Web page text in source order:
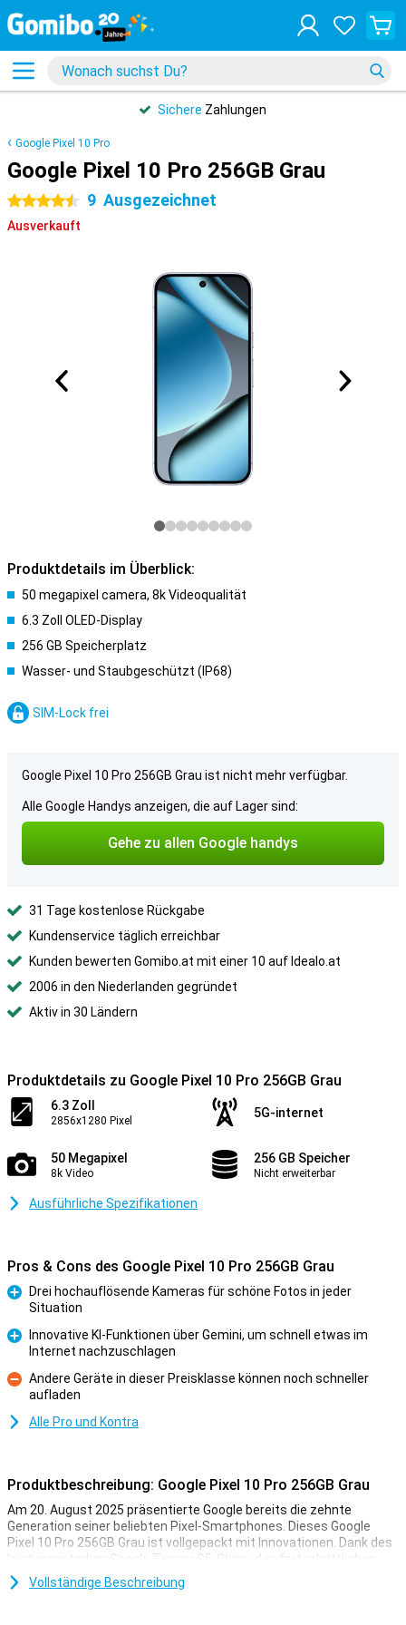
Sichere Zahlungen
Google Pixel 10 Pro
Google Pixel 10 Pro 256GB Grau
4.5 Sterne 9 Ausgezeichnet
Ausverkauft
Produktdetails im Überblick:
50 megapixel camera, 8k Videoqualität
6.3 Zoll OLED-Display
256 GB Speicherplatz
Wasser- und Staubgeschützt (IP68)
SIM-Lock frei
Google Pixel 10 Pro 256GB Grau ist nicht mehr verfügbar.
Alle Google Handys anzeigen, die auf Lager sind:
Gehe zu allen Google handys
31 Tage kostenlose Rückgabe
Kundenservice täglich erreichbar
Kunden bewerten Gomibo.at mit einer 10 auf Idealo.at
2006 in den Niederlanden gegründet
Aktiv in 30 Ländern
Produktdetails zu Google Pixel 10 Pro 256GB Grau
6.3 Zoll
2856x1280 Pixel
5G-internet
50 Megapixel
8k Video
256 GB Speicher
Nicht erweiterbar
Ausführliche Spezifikationen
Pros & Cons des Google Pixel 10 Pro 256GB Grau
Drei hochauflösende Kameras für schöne Fotos in jeder
Situation
Innovative KI-Funktionen über Gemini, um schnell etwas im
Internet nachzuschlagen
Kontra
Andere Geräte in dieser Preisklasse können noch schneller
aufladen
Alle Pro und Kontra
Produktbeschreibung: Google Pixel 10 Pro 256GB Grau
Am 20. August 2025 präsentierte Google bereits die zehnte
Generation seiner beliebten Pixel-Smartphones. Dieses Google
Pixel 10 Pro 256GB Grau ist vollgepackt mit Innovationen. Dank des
leistungsstarken Google Tensor G5-Chips, des fortschrittlichen
Dreifach-Kamerasystems und der praktischen KI-Funktionen mit
Gemini sind Sie immer einen Schritt voraus. Sie nehmen mühelos
Vollständige Beschreibung